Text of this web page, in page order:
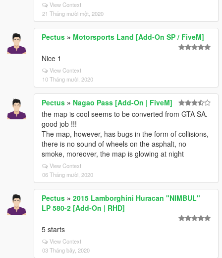
View Context
21 Tháng mười một, 2020
Pectus » Motorsports Land [Add-On SP / FiveM]
Nice 1
View Context
10 Tháng mười, 2020
Pectus » Nagao Pass [Add-On | FiveM]
the map is cool seems to be converted from GTA SA.
good job !!!
The map, however, has bugs in the form of collisions,
there is no sound of wheels on the asphalt, no
smoke, moreover, the map is glowing at night
View Context
06 Tháng mười, 2020
Pectus » 2015 Lamborghini Huracan "NIMBUL"
LP 580-2 [Add-On | RHD]
5 starts
View Context
03 Tháng bảy, 2020